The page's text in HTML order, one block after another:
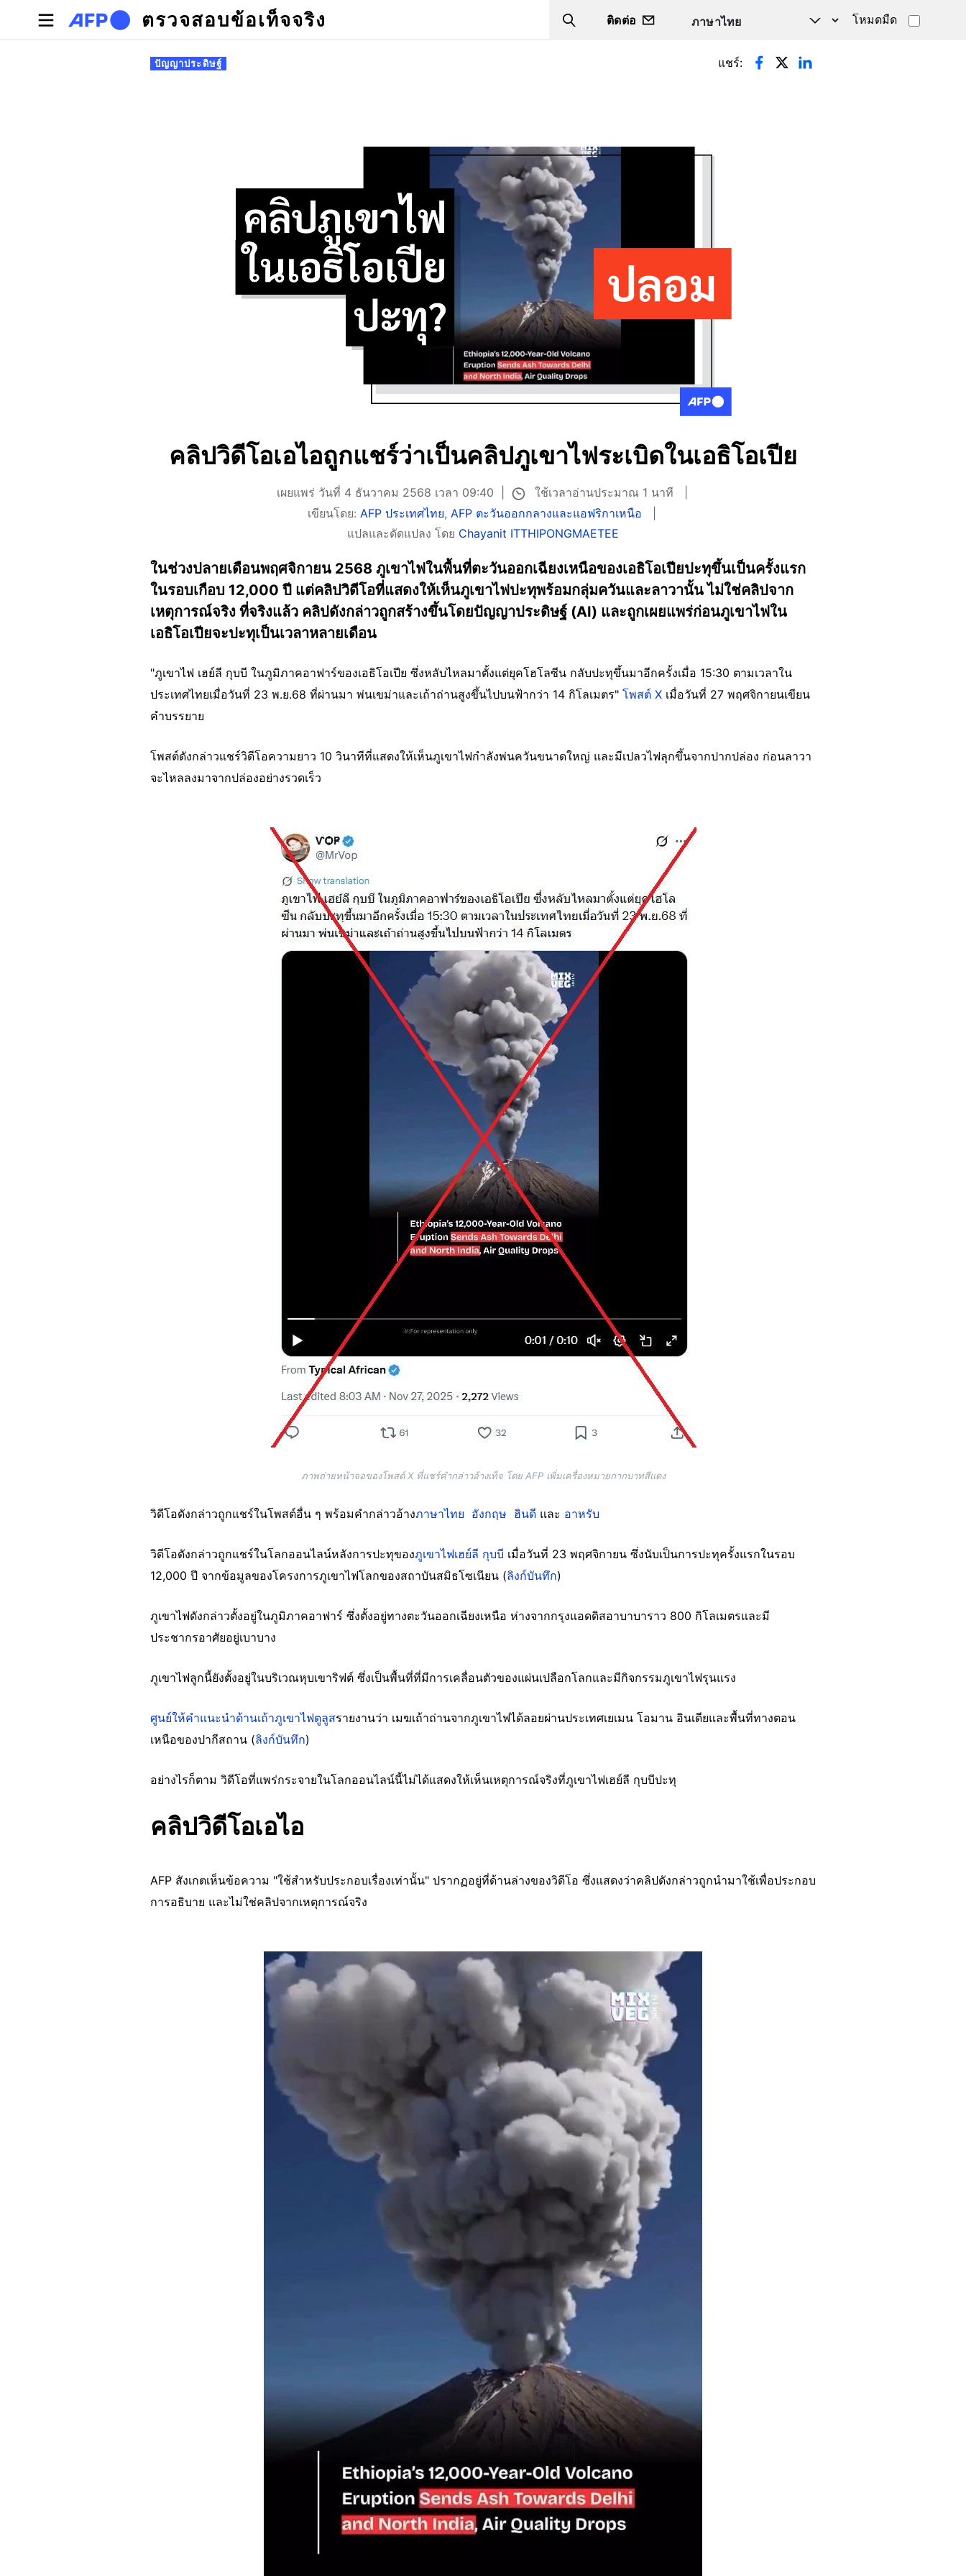
Skip to main content
ตรวจสอบข้อเท็จจริง Search
ติดต่อ โหมดมืด
Primary tabs
ปัญญาประดิษฐ์ แชร์:
คลิปวิดีโอเอไอถูกแชร์ว่าเป็นคลิปภูเขาไฟระเบิดในเอธิโอเปีย
เผยแพร่ วันที่ 4 ธันวาคม 2568 เวลา 09:40
ใช้เวลาอ่านประมาณ 1 นาที
เขียนโดย: AFP ประเทศไทย, AFP ตะวันออกกลางและแอฟริกาเหนือ
แปลและดัดแปลง โดย Chayanit ITTHIPONGMAETEE
ในช่วงปลายเดือนพฤศจิกายน 2568 ภูเขาไฟในพื้นที่ตะวันออกเฉียงเหนือของเอธิโอเปียปะทุขึ้นเป็นครั้งแรก
ในรอบเกือบ 12,000 ปี แต่คลิปวิดีโอที่แสดงให้เห็นภูเขาไฟปะทุพร้อมกลุ่มควันและลาวานั้น ไม่ใช่คลิปจาก
เหตุการณ์จริง ที่จริงแล้ว คลิปดังกล่าวถูกสร้างขึ้นโดยปัญญาประดิษฐ์ (AI) และถูกเผยแพร่ก่อนภูเขาไฟใน
เอธิโอเปียจะปะทุเป็นเวลาหลายเดือน
"ภูเขาไฟ เฮย์ลี กุบบี ในภูมิภาคอาฟาร์ของเอธิโอเปีย ซึ่งหลับไหลมาตั้งแต่ยุคโฮโลซีน กลับปะทุขึ้นมาอีกครั้งเมื่อ 15:30 ตามเวลาใน
ประเทศไทยเมื่อวันที่ 23 พ.ย.68 ที่ผ่านมา พ่นเขม่าและเถ้าถ่านสูงขึ้นไปบนฟ้ากว่า 14 กิโลเมตร" โพสต์ X เมื่อวันที่ 27 พฤศจิกายนเขียน
คำบรรยาย
โพสต์ดังกล่าวแชร์วิดีโอความยาว 10 วินาทีที่แสดงให้เห็นภูเขาไฟกำลังพ่นควันขนาดใหญ่ และมีเปลวไฟลุกขึ้นจากปากปล่อง ก่อนลาวา
จะไหลลงมาจากปล่องอย่างรวดเร็ว
ภาพถ่ายหน้าจอของโพสต์ X ที่แชร์คำกล่าวอ้างเท็จ โดย AFP เพิ่มเครื่องหมายกากบาทสีแดง
วิดีโอดังกล่าวถูกแชร์ในโพสต์อื่น ๆ พร้อมคำกล่าวอ้างภาษาไทย อังกฤษ ฮินดี และ อาหรับ
วิดีโอดังกล่าวถูกแชร์ในโลกออนไลน์หลังการปะทุของภูเขาไฟเฮย์ลี กุบบี เมื่อวันที่ 23 พฤศจิกายน ซึ่งนับเป็นการปะทุครั้งแรกในรอบ
12,000 ปี จากข้อมูลของโครงการภูเขาไฟโลกของสถาบันสมิธโซเนียน (ลิงก์บันทึก)
ภูเขาไฟดังกล่าวตั้งอยู่ในภูมิภาคอาฟาร์ ซึ่งตั้งอยู่ทางตะวันออกเฉียงเหนือ ห่างจากกรุงแอดดิสอาบาบาราว 800 กิโลเมตรและมี
ประชากรอาศัยอยู่เบาบาง
ภูเขาไฟลูกนี้ยังตั้งอยู่ในบริเวณหุบเขาริฟต์ ซึ่งเป็นพื้นที่ที่มีการเคลื่อนตัวของแผ่นเปลือกโลกและมีกิจกรรมภูเขาไฟรุนแรง
ศูนย์ให้คำแนะนำด้านเถ้าภูเขาไฟตูลูสรายงานว่า เมฆเถ้าถ่านจากภูเขาไฟได้ลอยผ่านประเทศเยเมน โอมาน อินเดียและพื้นที่ทางตอน
เหนือของปากีสถาน (ลิงก์บันทึก)
อย่างไรก็ตาม วิดีโอที่แพร่กระจายในโลกออนไลน์นี้ไม่ได้แสดงให้เห็นเหตุการณ์จริงที่ภูเขาไฟเฮย์ลี กุบบีปะทุ
คลิปวิดีโอเอไอ
AFP สังเกตเห็นข้อความ "ใช้สำหรับประกอบเรื่องเท่านั้น" ปรากฏอยู่ที่ด้านล่างของวิดีโอ ซึ่งแสดงว่าคลิปดังกล่าวถูกนำมาใช้เพื่อประกอบ
การอธิบาย และไม่ใช่คลิปจากเหตุการณ์จริง